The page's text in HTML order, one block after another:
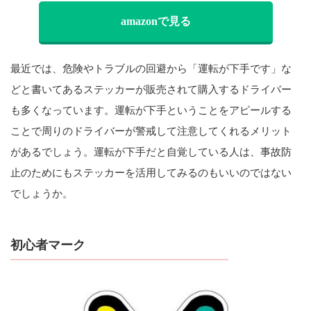
amazonで見る
最近では、危険やトラブルの回避から「運転が下手です」な
どと書いてあるステッカーが販売されて購入するドライバー
も多くなっています。運転が下手ということをアピールする
ことで周りのドライバーが警戒して注意してくれるメリット
があるでしょう。運転が下手だと自覚している人は、事故防
止のためにもステッカーを活用してみるのもいいのではない
でしょうか。
初心者マーク